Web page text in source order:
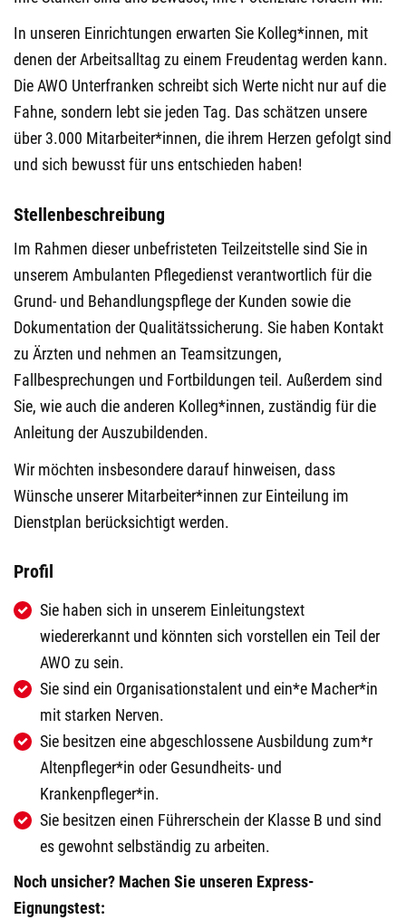
In unseren Einrichtungen erwarten Sie Kolleg*innen, mit
denen der Arbeitsalltag zu einem Freudentag werden kann.
Die AWO Unterfranken schreibt sich Werte nicht nur auf die
Fahne, sondern lebt sie jeden Tag. Das schätzen unsere
über 3.000 Mitarbeiter*innen, die ihrem Herzen gefolgt sind
und sich bewusst für uns entschieden haben!
Stellenbeschreibung
Im Rahmen dieser unbefristeten Teilzeitstelle sind Sie in
unserem Ambulanten Pflegedienst verantwortlich für die
Grund- und Behandlungspflege der Kunden sowie die
Dokumentation der Qualitätssicherung. Sie haben Kontakt
zu Ärzten und nehmen an Teamsitzungen,
Fallbesprechungen und Fortbildungen teil. Außerdem sind
Sie, wie auch die anderen Kolleg*innen, zuständig für die
Anleitung der Auszubildenden.
Wir möchten insbesondere darauf hinweisen, dass
Wünsche unserer Mitarbeiter*innen zur Einteilung im
Dienstplan berücksichtigt werden.
Profil
Sie haben sich in unserem Einleitungstext
wiedererkannt und könnten sich vorstellen ein Teil der
AWO zu sein.
Sie sind ein Organisationstalent und ein*e Macher*in
mit starken Nerven.
Sie besitzen eine abgeschlossene Ausbildung zum*r
Altenpfleger*in oder Gesundheits- und
Krankenpfleger*in.
Sie besitzen einen Führerschein der Klasse B und sind
es gewohnt selbständig zu arbeiten.
Noch unsicher? Machen Sie unseren Express-
Eignungstest: